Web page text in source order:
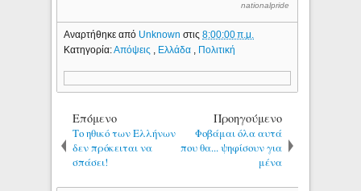
nationalpride
Αναρτήθηκε από Unknownστις8:00:00 π.μ.
Κατηγορία:Απόψεις Ελλάδα Πολιτική
Επόμενο
Το ηθικό των Ελλήνων
δεν πρόκειται να
σπάσει!
Προηγούμενο
Φοβάμαι όλα αυτά
που θα... ψηφίσουν για
μένα